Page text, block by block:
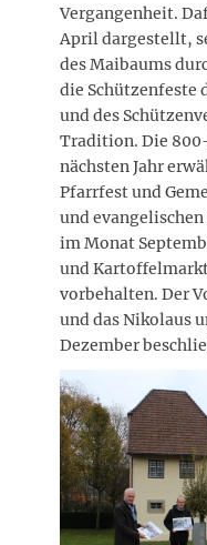
Vergangenheit.
April dargestellt,
des Maibaums
die Schützenfeste
und des
Tradition. Die
nächsten Jahr
Pfarrfest und
und
im Monat
und
vorbehalten. Der
und das Nikolaus
Dezember